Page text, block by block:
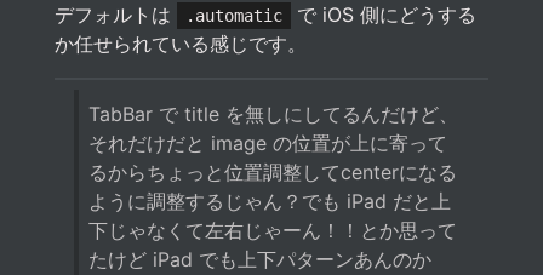
デフォルトは
.automatic
で iOS 側にどうする
か任せられている感じです。
TabBar で title を無しにしてるんだけど、
それだけだと image の位置が上に寄って
るからちょっと位置調整してcenterになる
ように調整するじゃん？でも iPad だと上
下じゃなくて左右じゃーん！！とか思って
たけど iPad でも上下パターンあんのか